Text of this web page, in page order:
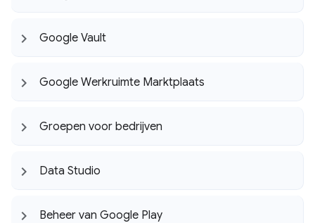
Google Vault
Google Werkruimte Marktplaats
Groepen voor bedrijven
Data Studio
Beheer van Google Play